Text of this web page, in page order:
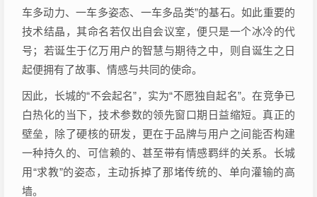
车多动力、一车多姿态、一车多品类”的基石。如此重要的
技术结晶，其命名若仅出自会议室，便只是一个冰冷的代
号；若诞生于亿万用户的智慧与期待之中，则自诞生之日
起便拥有了故事、情感与共同的使命。
因此，长城的“不会起名”，实为“不愿独自起名”。在竞争已
白热化的当下，技术参数的领先窗口期日益缩短。真正的
壁垒，除了硬核的研发，更在于品牌与用户之间能否构建
一种持久的、可信赖的、甚至带有情感羁绊的关系。长城
用“求教”的姿态，主动拆掉了那堵传统的、单向灌输的高
墙。